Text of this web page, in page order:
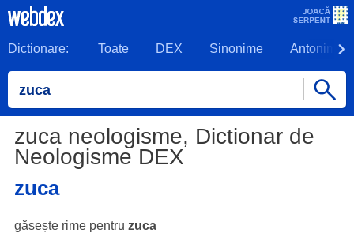
Dictionare: Toate DEX Sinonime Antonime
zuca neologisme, Dictionar de
Neologisme DEX
zuca
găsește rime pentru zuca